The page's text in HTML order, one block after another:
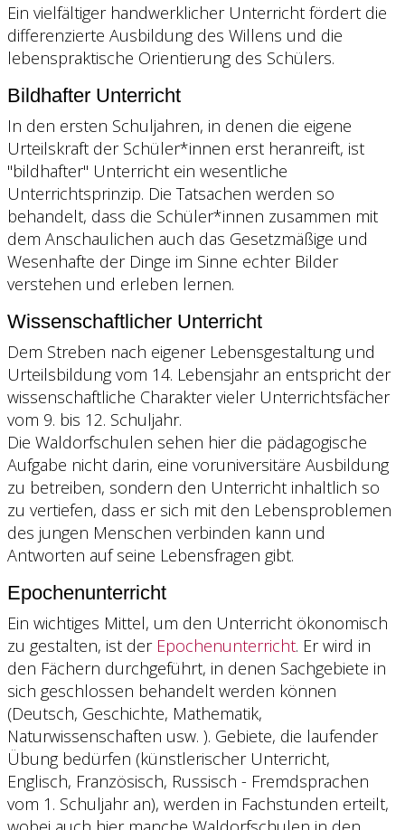
Ein vielfältiger handwerklicher Unterricht fördert die
differenzierte Ausbildung des Willens und die
lebenspraktische Orientierung des Schülers.
Bildhafter Unterricht
In den ersten Schuljahren, in denen die eigene
Urteilskraft der Schüler*innen erst heranreift, ist
"bildhafter" Unterricht ein wesentliche
Unterrichtsprinzip. Die Tatsachen werden so
behandelt, dass die Schüler*innen zusammen mit
dem Anschaulichen auch das Gesetzmäßige und
Wesenhafte der Dinge im Sinne echter Bilder
verstehen und erleben lernen.
Wissenschaftlicher Unterricht
Dem Streben nach eigener Lebensgestaltung und
Urteilsbildung vom 14. Lebensjahr an entspricht der
wissenschaftliche Charakter vieler Unterrichtsfächer
vom 9. bis 12. Schuljahr.
Die Waldorfschulen sehen hier die pädagogische
Aufgabe nicht darin, eine voruniversitäre Ausbildung
zu betreiben, sondern den Unterricht inhaltlich so
zu vertiefen, dass er sich mit den Lebensproblemen
des jungen Menschen verbinden kann und
Antworten auf seine Lebensfragen gibt.
Epochenunterricht
Ein wichtiges Mittel, um den Unterricht ökonomisch
zu gestalten, ist der Epochenunterricht. Er wird in
den Fächern durchgeführt, in denen Sachgebiete in
sich geschlossen behandelt werden können
(Deutsch, Geschichte, Mathematik,
Naturwissenschaften usw. ). Gebiete, die laufender
Übung bedürfen (künstlerischer Unterricht,
Englisch, Französisch, Russisch - Fremdsprachen
vom 1. Schuljahr an), werden in Fachstunden erteilt,